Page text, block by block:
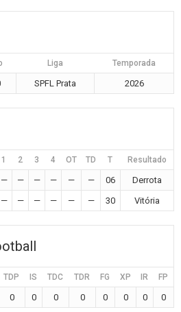
Liga Temporada
SPFL Prata 2026
1 2 3 4 OT TD T Resultado
— — — — — — 06
Derrota
— — — — — — 30 Vitória
TDP IS TDC TDR FG XP IR FP
0 0 0 0 0 0 0 0